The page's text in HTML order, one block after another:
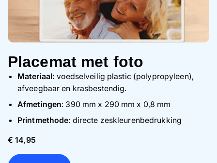
Kalenders
Fotocadeaus
Kaarten
Fotopuzzels
Telefoonhoesjes
Thema's
Placemat met foto
Materiaal: voedselveilig plastic (polypropyleen),
afveegbaar en krasbestendig.
Afmetingen: 390 mm x 290 mm x 0,8 mm
Printmethode: directe zeskleurenbedrukking
€ 14,95